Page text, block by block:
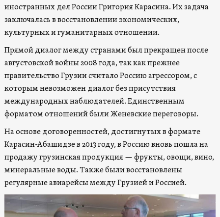
иностранных дел России Григория Карасина. Их задача
заключалась в восстановлении экономических,
культурных и гуманитарных отношении.
Прямой диалог между странами был прекращен после
августовской войны 2008 года, так как прежнее
правительство Грузии считало Россию агрессором, с
которым невозможен диалог без присутствия
международных наблюдателей. Единственным
форматом отношений были Женевские переговоры.
На основе договоренностей, достигнутых в формате
Карасин-Абашидзе в 2013 году, в Россию вновь пошла на
продажу грузинская продукция — фрукты, овощи, вино,
минеральные воды. Также были восстановлены
регулярные авиарейсы между Грузией и Россией.